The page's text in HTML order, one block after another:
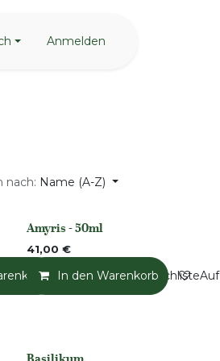
Anmelden
nach: Name (A-Z)
Auf die Wunschliste
None
Amyris - 50ml
41,00 €
In den Warenkorb